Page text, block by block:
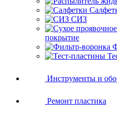
СИЗ
покрытие
Инструменты и
Ремонт пластика